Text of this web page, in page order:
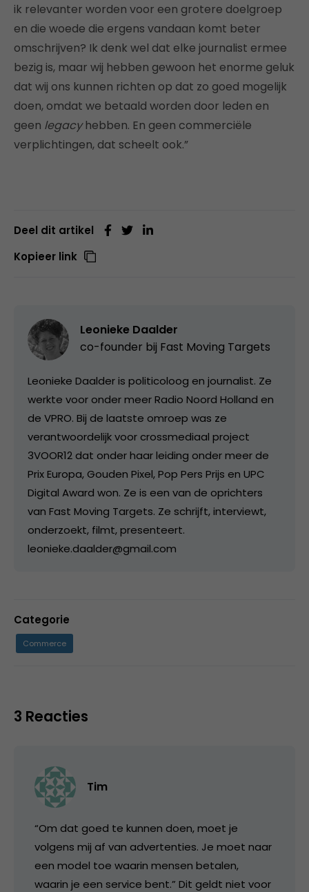
ik relevanter worden voor een grotere doelgroep
en die woede die ergens vandaan komt beter
omschrijven? Ik denk wel dat elke journalist ermee
bezig is, maar wij hebben gewoon het enorme geluk
dat wij ons kunnen richten op dat zo goed mogelijk
doen, omdat we betaald worden door leden en
geen legacyhebben. En geen commerciële
verplichtingen, dat scheelt ook.”
Deel dit artikel
Kopieer link
Leonieke Daalder
co-founder bij Fast Moving Targets
Leonieke Daalder is politicoloog en journalist. Ze
werkte voor onder meer Radio Noord Holland en
de VPRO. Bij de laatste omroep was ze
verantwoordelijk voor crossmediaal project
3VOOR12 dat onder haar leiding onder meer de
Prix Europa, Gouden Pixel, Pop Pers Prijs en UPC
Digital Award won. Ze is een van de oprichters
van Fast Moving Targets. Ze schrijft, interviewt,
onderzoekt, filmt, presenteert.
leonieke.daalder@gmail.com
Categorie
Commerce
3 Reacties
Tim
“Om dat goed te kunnen doen, moet je
volgens mij af van advertenties. Je moet naar
een model toe waarin mensen betalen,
waarin je een service bent.” Dit geldt niet voor